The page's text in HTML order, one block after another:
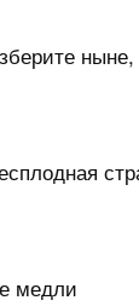
медли